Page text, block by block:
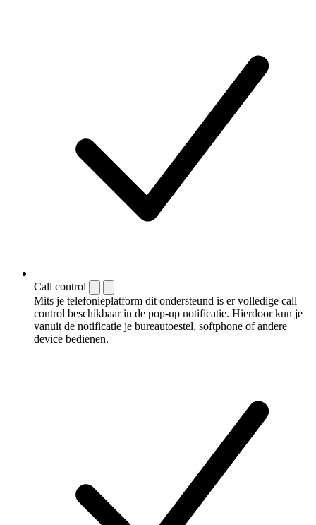
Call control
Mits je telefonieplatform dit ondersteund is er volledige call
control beschikbaar in de pop-up notificatie. Hierdoor kun je
vanuit de notificatie je bureautoestel, softphone of andere
device bedienen.